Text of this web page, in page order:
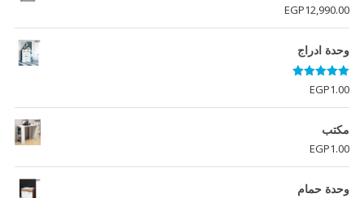
EGP12,990.00
وحدة ادراج
تم التقييم
5.00
من 5
EGP1.00
مكتب
EGP1.00
وحدة حمام